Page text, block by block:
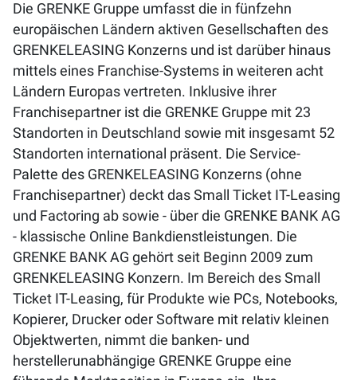
Die GRENKE Gruppe umfasst die in fünfzehn
europäischen Ländern aktiven Gesellschaften des
GRENKELEASING Konzerns und ist darüber hinaus
mittels eines Franchise-Systems in weiteren acht
Ländern Europas vertreten. Inklusive ihrer
Franchisepartner ist die GRENKE Gruppe mit 23
Standorten in Deutschland sowie mit insgesamt 52
Standorten international präsent. Die Service-
Palette des GRENKELEASING Konzerns (ohne
Franchisepartner) deckt das Small Ticket IT-Leasing
und Factoring ab sowie - über die GRENKE BANK AG
- klassische Online Bankdienstleistungen. Die
GRENKE BANK AG gehört seit Beginn 2009 zum
GRENKELEASING Konzern. Im Bereich des Small
Ticket IT-Leasing, für Produkte wie PCs, Notebooks,
Kopierer, Drucker oder Software mit relativ kleinen
Objektwerten, nimmt die banken- und
herstellerunabhängige GRENKE Gruppe eine